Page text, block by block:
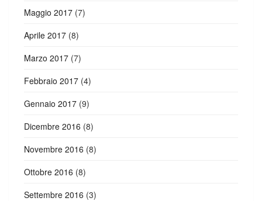
Maggio 2017 (7)
Aprile 2017 (8)
Marzo 2017 (7)
Febbraio 2017 (4)
Gennaio 2017 (9)
Dicembre 2016 (8)
Novembre 2016 (8)
Ottobre 2016 (8)
Settembre 2016 (3)